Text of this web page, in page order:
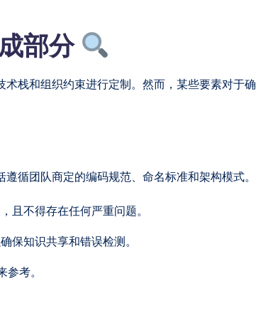
部分
栈和组织约束进行定制。然而，某些要素对于确
循团队商定的编码规范、命名标准和架构模式。
且不得存在任何严重问题。
保知识共享和错误检测。
考。